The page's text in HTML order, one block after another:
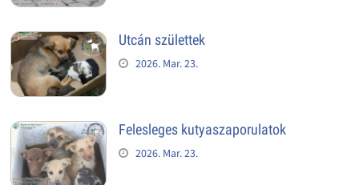
Utcán születtek
2026. Mar. 23.
Felesleges kutyaszaporulatok
2026. Mar. 23.